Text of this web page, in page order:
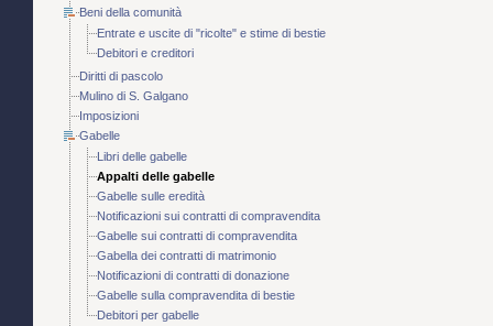
Beni della comunità
Entrate e uscite di "ricolte" e stime di bestie
Debitori e creditori
Diritti di pascolo
Mulino di S. Galgano
Imposizioni
Gabelle
Libri delle gabelle
Appalti delle gabelle
Gabelle sulle eredità
Notificazioni sui contratti di compravendita
Gabelle sui contratti di compravendita
Gabella dei contratti di matrimonio
Notificazioni di contratti di donazione
Gabelle sulla compravendita di bestie
Debitori per gabelle